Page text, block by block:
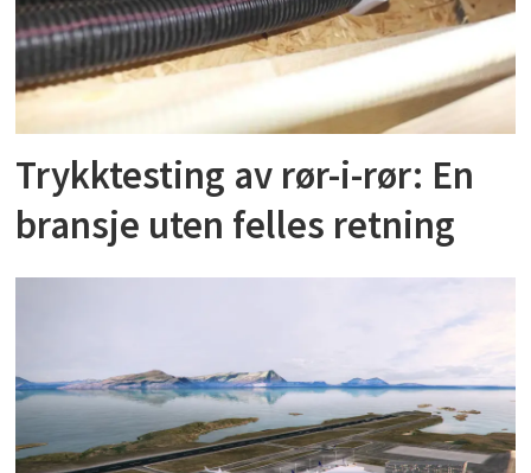
Trykktesting av rør-i-rør: En
bransje uten felles retning